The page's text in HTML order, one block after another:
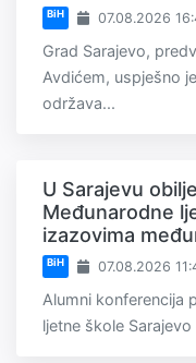
BiH 07.08.2026
Grad Sarajevo,
Avdićem, uspješno
održava...
U Sarajevu
Međunarodne
izazovima
BiH 07.08.2026
Alumni konferencija
ljetne škole